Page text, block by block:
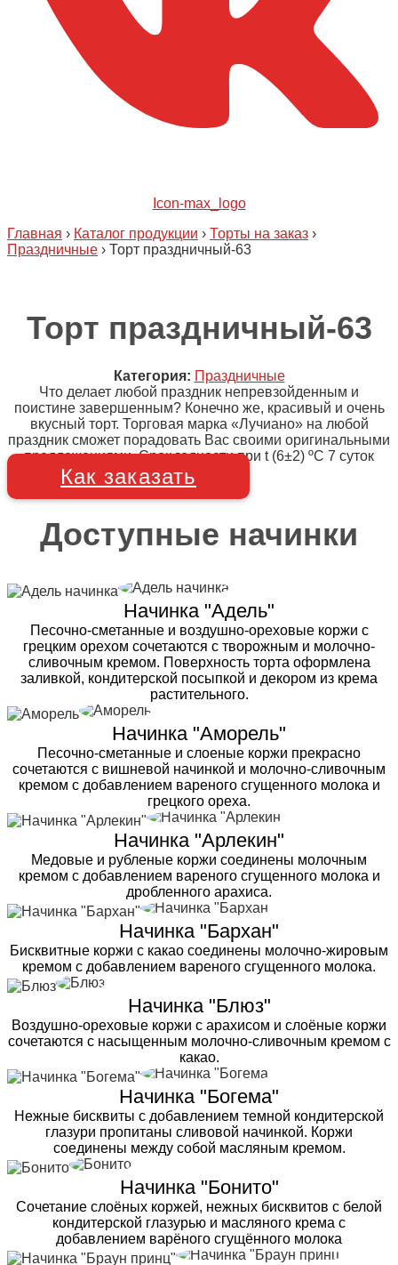
Icon-max_logo
Главная › Каталог продукции › Торты на заказ ›
Праздничные › Торт праздничный-63
Торт праздничный-63
Категория: Праздничные
Что делает любой праздник непревзойденным и
поистине завершенным? Конечно же, красивый и очень
вкусный торт. Торговая марка «Лучиано» на любой
праздник сможет порадовать Вас своими оригинальными
предложениями. Срок годности при t (6±2) ºC 7 суток
Как заказать
Доступные начинки
Начинка "Адель"
Песочно-сметанные и воздушно-ореховые коржи с
грецким орехом сочетаются с творожным и молочно-
сливочным кремом. Поверхность торта оформлена
заливкой, кондитерской посыпкой и декором из крема
растительного.
Начинка "Аморель"
Песочно-сметанные и слоеные коржи прекрасно
сочетаются с вишневой начинкой и молочно-сливочным
кремом с добавлением вареного сгущенного молока и
грецкого ореха.
Начинка "Арлекин"
Медовые и рубленые коржи соединены молочным
кремом с добавлением вареного сгущенного молока и
дробленного арахиса.
Начинка "Бархан"
Бисквитные коржи с какао соединены молочно-жировым
кремом с добавлением вареного сгущенного молока.
Начинка "Блюз"
Воздушно-ореховые коржи с арахисом и слоёные коржи
сочетаются с насыщенным молочно-сливочным кремом с
какао.
Начинка "Богема"
Нежные бисквиты с добавлением темной кондитерской
глазури пропитаны сливовой начинкой. Коржи
соединены между собой масляным кремом.
Начинка "Бонито"
Сочетание слоёных коржей, нежных бисквитов с белой
кондитерской глазурью и масляного крема с
добавлением варёного сгущённого молока